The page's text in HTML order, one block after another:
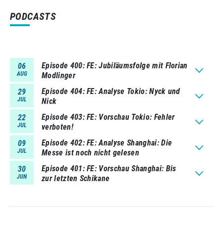
PODCASTS
06
AUG
Episode 400 FE: Jubiläumsfolge mit Florian
Modlinger
29
JUL
Episode 404 FE: Analyse Tokio: Nyck und
Nick
22
JUL
Episode 403 FE: Vorschau Tokio: Fehler
verboten!
09
JUL
Episode 402 FE: Analyse Shanghai: Die
Messe ist noch nicht gelesen
30
JUN
Episode 401 FE: Vorschau Shanghai: Bis
zur letzten Schikane